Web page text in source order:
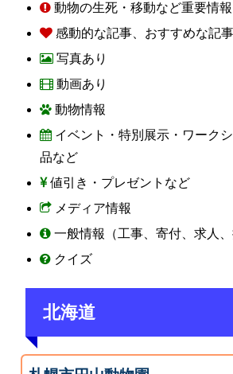
動物の生死・移動など重要情報
感動的な記事、おすすめな記事
写真あり
動画あり
動物情報
イベント・特別展示・ワーク
品など
値引き・プレゼントなど
メディア情報
一般情報（工事、寄付、求人、
クイズ
北海道